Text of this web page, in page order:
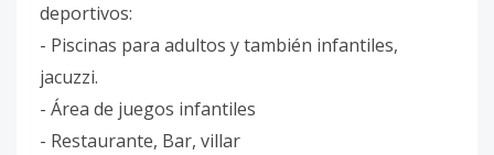
deportivos:
- Piscinas para adultos y también infantiles,
jacuzzi.
- Área de juegos infantiles
- Restaurante, Bar, villar